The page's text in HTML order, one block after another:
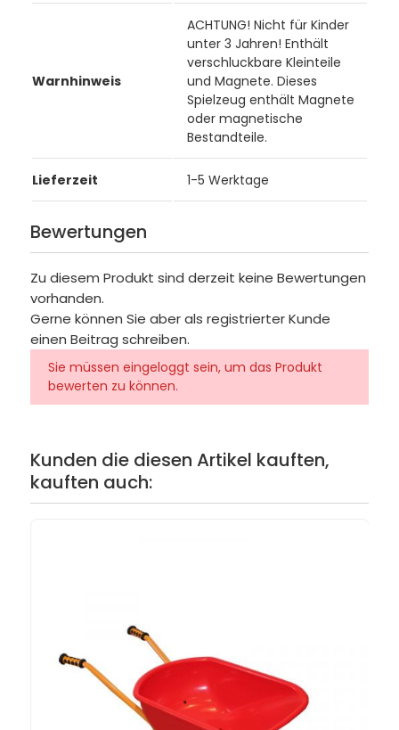
Warnhinweis
ACHTUNG! Nicht für Kinder
unter 3 Jahren! Enthält
verschluckbare Kleinteile
und Magnete. Dieses
Spielzeug enthält Magnete
oder magnetische
Bestandteile.
Lieferzeit 1-5 Werktage
Bewertungen
Zu diesem Produkt sind derzeit keine Bewertungen
vorhanden.
Gerne können Sie aber als registrierter Kunde
einen Beitrag schreiben.
Sie müssen eingeloggt sein, um das Produkt
bewerten zu können.
Kunden die diesen Artikel kauften,
kauften auch: